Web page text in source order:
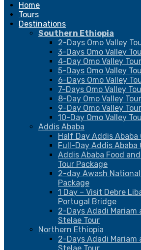
Home
Tours
Destinations
Southern Ethiopia
2-Days Omo Valley
3-Days Omo Valley
4-Day Omo Valley Tour
5-Days Omo Valley
6-Days Omo Valley
7-Days Omo Valley
8-Day Omo Valley Tour
9-Day Omo Valley Tour
10-Day Omo Valley
Addis Ababa
Half Day Addis Ababa
Full-Day Addis Ababa
Addis Ababa Food
Tour Package
2-day Awash National
Package
1 Day – Visit Debre
Portugal Bridge
2-Days Adadi Mariam
Stelae Tour
Northern Ethiopia
2-Days Adadi Mariam